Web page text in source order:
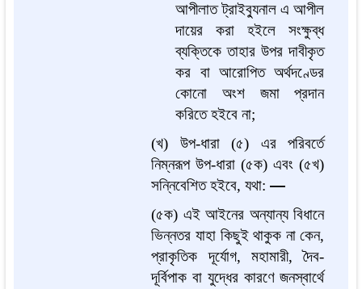
আপীলাত ট্রাইব্যুনাল এ আপীল
দায়ের করা হইলে সংক্ষুব্ধ
ব্যক্তিকে তাহার উপর দাবীকৃত
কর বা আরোপিত অর্থদণ্ডের
কোনো অংশ জমা প্রদান
করিতে হইবে না;
(খ) উপ-ধারা (৫) এর পরিবর্তে
নিম্নরূপ উপ-ধারা (৫ক) এবং (৫খ)
সন্নিবেশিত হইবে, যথা:—
(৫ক) এই আইনের অন্যান্য বিধানে
ভিন্নতর যাহা কিছুই থাকুক না কেন,
প্রাকৃতিক দূর্যোগ, মহামারী, দৈব-
দূর্বিপাক বা যুদ্ধের কারণে জনস্বার্থে